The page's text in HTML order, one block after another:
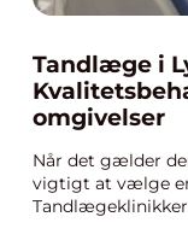
Tandlæge i
omgivelser
Når det gælder
vigtigt at vælge
Tandlægeklinikker